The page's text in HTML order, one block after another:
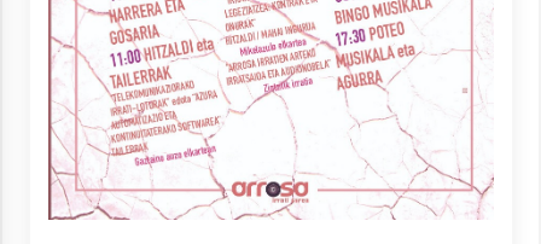
Arrosaren laburpen bideoa Hamaika
Telebistaren eskutik
2021/06/30